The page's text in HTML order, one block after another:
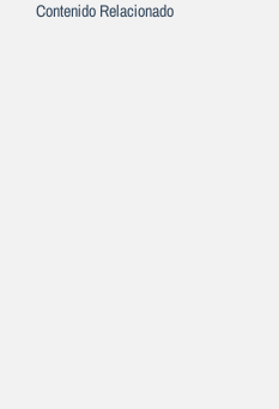
Contenido Relacionado